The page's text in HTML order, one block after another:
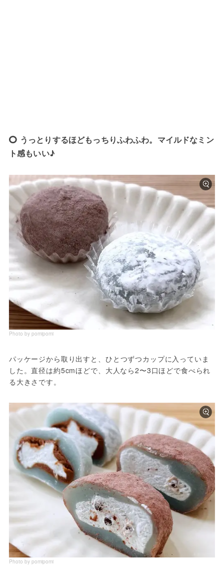
うっとりするほどもっちりふわふわ。マイルドなミン
ト感もいい♪
Photo by pomipomi
パッケージから取り出すと、ひとつずつカップに入っていま
した。直径は約5cmほどで、大人なら2〜3口ほどで食べられ
る大きさです。
Photo by pomipomi